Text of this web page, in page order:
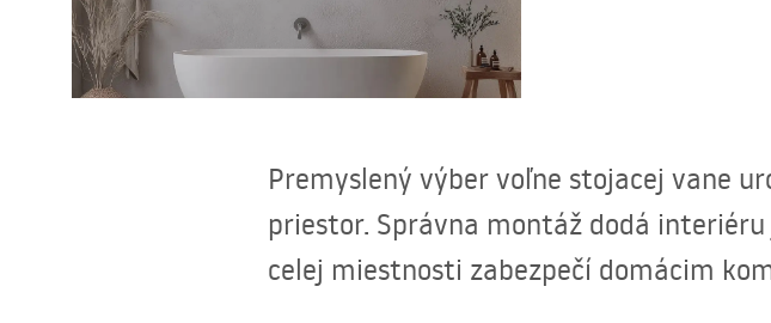
Sanitárna keramika
Umývadlá
Premyslený výber voľne stojacej vane
priestor. Správna montáž dodá
celej miestnosti zabezpečí domácim